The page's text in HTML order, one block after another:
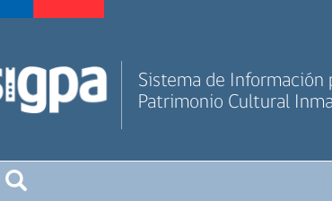
Sistema de Información
Patrimonio Cultural